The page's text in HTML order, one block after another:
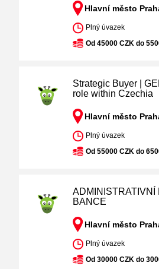
Hlavní město
Plný úvazek
Od 45000 CZK do
Strategic Buyer |
role within Czechia
Hlavní město
Plný úvazek
Od 55000 CZK do
ADMINISTRATIVNÍ
BANCE
Hlavní město
Plný úvazek
Od 30000 CZK do